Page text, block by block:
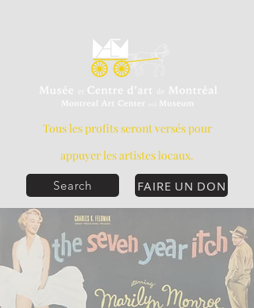
FAIRE UN DON
Tous les profits seront versés pour
appuyer les artistes locaux.
Search